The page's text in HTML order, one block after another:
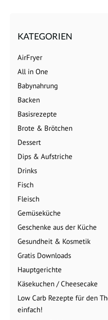
KATEGORIEN
AirFryer
All in One
Babynahrung
Backen
Basisrezepte
Brote & Brötchen
Dessert
Dips & Aufstriche
Drinks
Fisch
Fleisch
Gemüseküche
Geschenke aus der Küche
Gesundheit & Kosmetik
Gratis Downloads
Hauptgerichte
Käsekuchen / Cheesecake
Low Carb Rezepte für den
einfach!